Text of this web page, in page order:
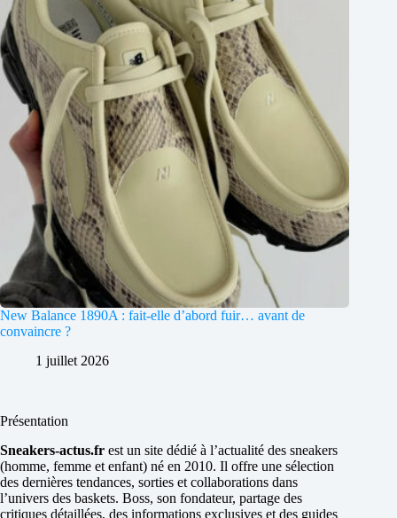
New Balance 1890A : fait-elle d’abord fuir… avant de
convaincre ?
1 juillet 2026
Présentation
Sneakers-actus.fr est un site dédié à l’actualité des sneakers
(homme, femme et enfant) né en 2010. Il offre une sélection
des dernières tendances, sorties et collaborations dans
l’univers des baskets. Boss, son fondateur, partage des
critiques détaillées, des informations exclusives et des guides